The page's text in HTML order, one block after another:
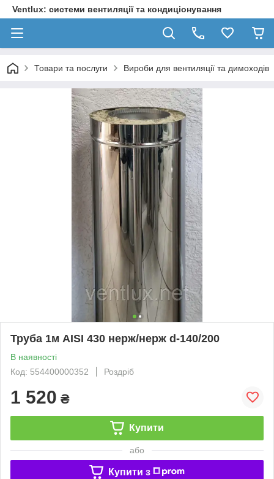
Ventlux: системи вентиляції та кондиціонування
Товари та послуги Вироби для вентиляції та димоходів
Труба 1м AISI 430 нерж/нерж d-140/200
В наявності
Код: 554400000352
Роздріб
1 520 ₴
Купити
або
Купити з